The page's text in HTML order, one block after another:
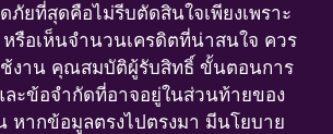
ภัยที่สุดคือไม่รีบตัดสินใจเพียงเพราะ
หรือเห็นจำนวนเครดิตที่น่าสนใจ ควร
ช้งาน คุณสมบัติผู้รับสิทธิ์ ขั้นตอนการ
ะข้อจำกัดที่อาจอยู่ในส่วนท้ายของ
หากข้อมูลตรงไปตรงมา มีนโยบาย